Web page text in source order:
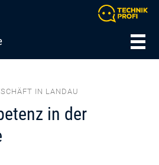
IN LANDAU
in der